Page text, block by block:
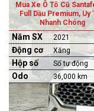
Mua Xe Ô Tô Cũ
Full Dầu Premium, Uy
Nhanh Chóng
Năm SX 2021
Động cơ Xăng
Hộp số Số tự động
Odo 36,000 km